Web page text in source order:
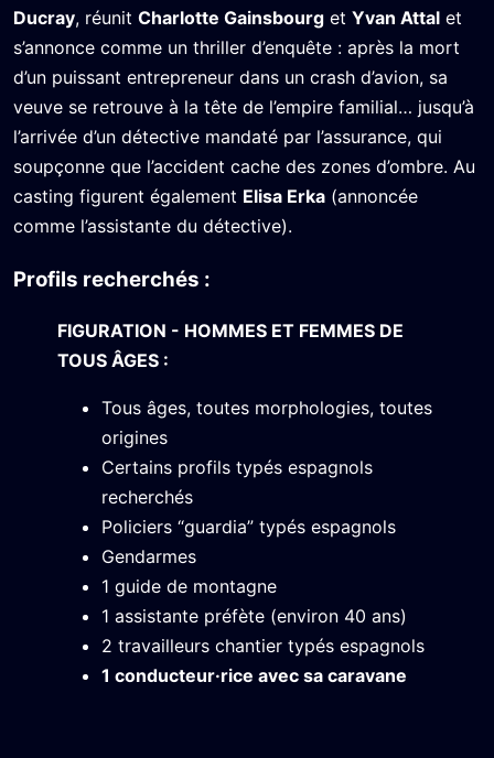
Ducray, réunit Charlotte Gainsbourg et Yvan Attal et
s’annonce comme un thriller d’enquête : après la mort
d’un puissant entrepreneur dans un crash d’avion, sa
veuve se retrouve à la tête de l’empire familial… jusqu’à
l’arrivée d’un détective mandaté par l’assurance, qui
soupçonne que l’accident cache des zones d’ombre. Au
casting figurent également Elisa Erka (annoncée
comme l’assistante du détective).
Profils recherchés :
FIGURATION - HOMMES ET FEMMES DE
TOUS ÂGES :
Tous âges, toutes morphologies, toutes
origines
Certains profils typés espagnols
recherchés
Policiers “guardia” typés espagnols
Gendarmes
1 guide de montagne
1 assistante préfète (environ 40 ans)
2 travailleurs chantier typés espagnols
1 conducteur·rice avec sa caravane